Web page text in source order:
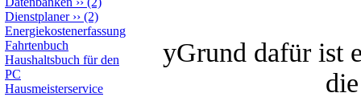
Dienstplaner›› (2)
Energiekostenerfassung
Fahrtenbuch
Haushaltsbuch für den
PC
Hausmeisterservice
yGrund dafür ist